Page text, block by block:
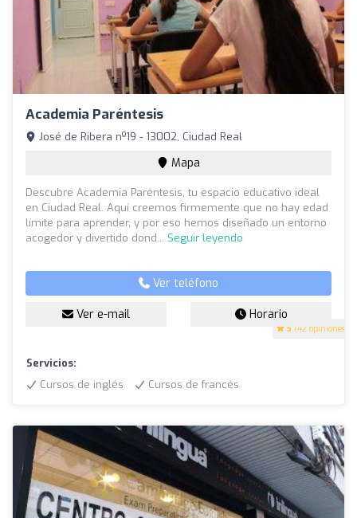
Academia Paréntesis
5 (42 opiniones)
José de Ribera nº19 - 13002, Ciudad Real
Mapa
Descubre Academia Paréntesis, tu espacio educativo ideal
en Ciudad Real. Aquí creemos firmemente que no hay edad
límite para aprender, y por eso hemos diseñado un entorno
acogedor y divertido dond... Seguir leyendo
Ver teléfono
Ver e-mail Horario
Servicios:
Cursos de inglés
Cursos de francés